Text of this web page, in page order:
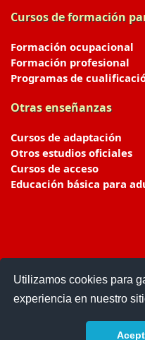
Utilizamos cookies para
experiencia en nuestro
Cursos de formación
Formación ocupacional
Formación profesional
Programas de
Otras enseñanzas
Cursos de adaptación
Otros estudios oficiales
Cursos de acceso
Educación básica para